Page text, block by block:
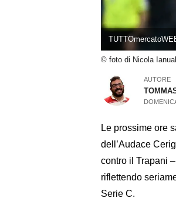
© foto di Nicola
AUTORE
Le prossime ore
dell’Audace
contro il Trapani
riflettendo
Serie C.